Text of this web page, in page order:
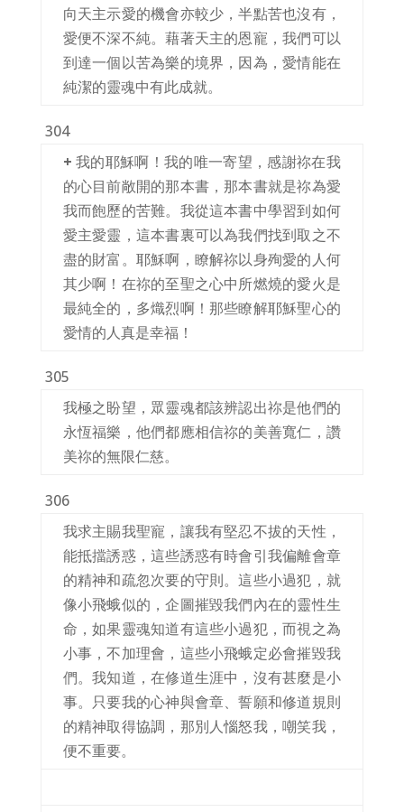
向天主示愛的機會亦較少，半點苦也沒有，
愛便不深不純。藉著天主的恩寵，我們可以
到達一個以苦為樂的境界，因為，愛情能在
純潔的靈魂中有此成就。
304
+ 我的耶穌啊！我的唯一寄望，感謝祢在我
的心目前敞開的那本書，那本書就是祢為愛
我而飽歷的苦難。我從這本書中學習到如何
愛主愛靈，這本書裏可以為我們找到取之不
盡的財富。耶穌啊，瞭解祢以身殉愛的人何
其少啊！在祢的至聖之心中所燃燒的愛火是
最純全的，多熾烈啊！那些瞭解耶穌聖心的
愛情的人真是幸福！
305
我極之盼望，眾靈魂都該辨認出祢是他們的
永恆福樂，他們都應相信祢的美善寬仁，讚
美祢的無限仁慈。
306
我求主賜我聖寵，讓我有堅忍不拔的天性，
能抵擋誘惑，這些誘惑有時會引我偏離會章
的精神和疏忽次要的守則。這些小過犯，就
像小飛蛾似的，企圖摧毀我們內在的靈性生
命，如果靈魂知道有這些小過犯，而視之為
小事，不加理會，這些小飛蛾定必會摧毀我
們。我知道，在修道生涯中，沒有甚麼是小
事。只要我的心神與會章、誓願和修道規則
的精神取得協調，那別人惱怒我，嘲笑我，
便不重要。